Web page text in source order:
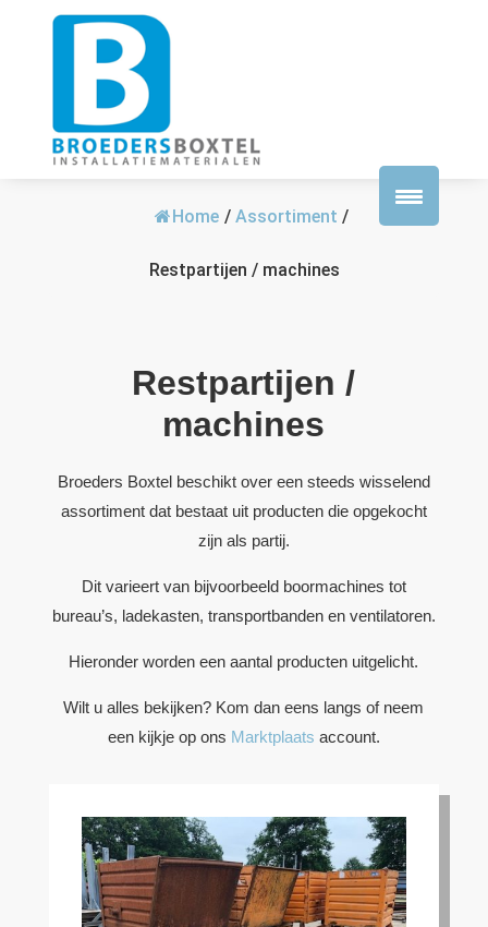
Home / Assortiment /
Restpartijen / machines
Restpartijen /
machines
Broeders Boxtel beschikt over een steeds wisselend
assortiment dat bestaat uit producten die opgekocht
zijn als partij.
Dit varieert van bijvoorbeeld boormachines tot
bureau’s, ladekasten, transportbanden en ventilatoren.
Hieronder worden een aantal producten uitgelicht.
Wilt u alles bekijken? Kom dan eens langs of neem
een kijkje op ons Marktplaats account.